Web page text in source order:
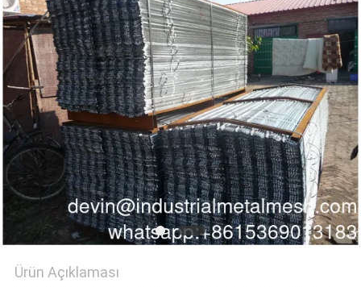
PRIVACY
POLICY
Ürün Açıklaması